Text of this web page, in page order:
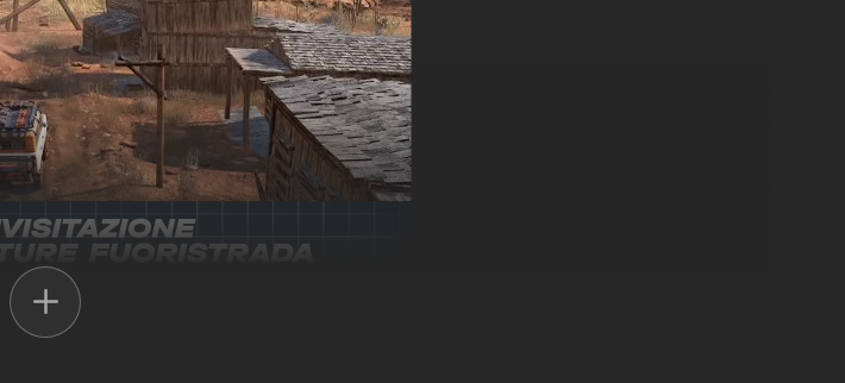
dimenticate. Expeditions: A MudRunner Game è un innovativo gioco di simulazione di guida
i creatori dell'acclamatissimo SnowRunner.
tecnologici e gestendo il tuo accampamento e la tua squadra per assicurarti il successo.